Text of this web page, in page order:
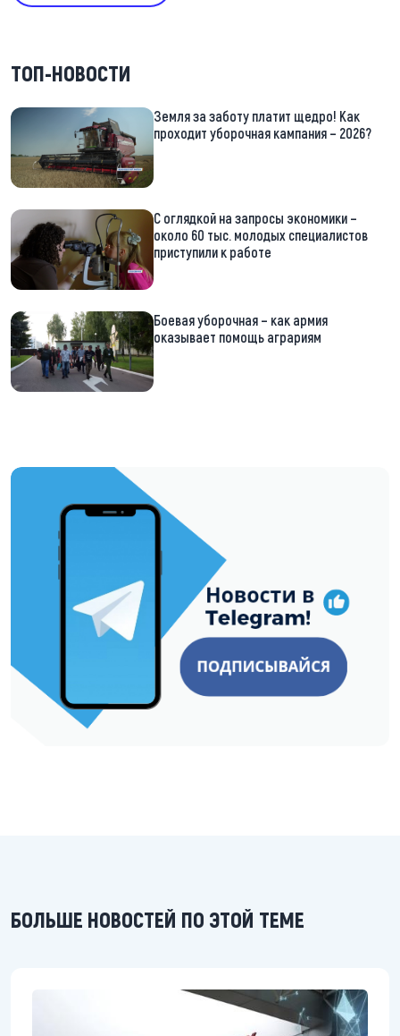
ТОП-НОВОСТИ
Земля за заботу платит щедро! Как
проходит уборочная кампания – 2026?
С оглядкой на запросы экономики –
около 60 тыс. молодых специалистов
приступили к работе
Боевая уборочная – как армия
оказывает помощь аграриям
https://t.me/minskctvby
БОЛЬШЕ НОВОСТЕЙ ПО ЭТОЙ ТЕМЕ